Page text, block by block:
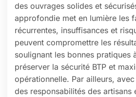
des ouvrages solides et
approfondie met en lumière les
récurrentes, insuffisances et
peuvent compromettre les
soulignant les bonnes pratiques
préserver la sécurité BTP et
opérationnelle. Par ailleurs, avec
des responsabilités des artisans